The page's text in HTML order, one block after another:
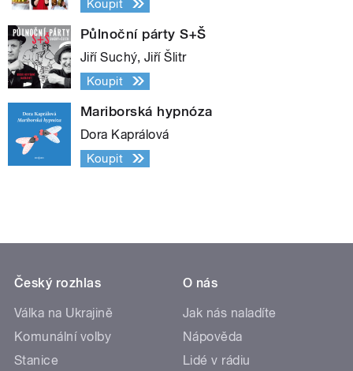
Koupit
Půlnoční párty S+Š
Jiří Suchý, Jiří Šlitr
Koupit
Mariborská hypnóza
Dora Kaprálová
Koupit
Český rozhlas
Válka na Ukrajině
Komunální volby
Stanice
O nás
Jak nás naladíte
Nápověda
Lidé v rádiu